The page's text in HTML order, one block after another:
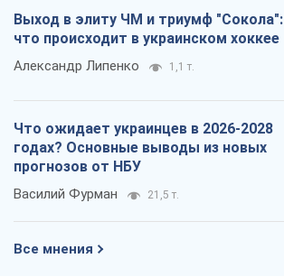
Выход в элиту ЧМ и триумф "Сокола":
что происходит в украинском хоккее
Александр Липенко 1,1 т.
Что ожидает украинцев в 2026-2028
годах? Основные выводы из новых
прогнозов от НБУ
Василий Фурман 21,5 т.
Все мнения